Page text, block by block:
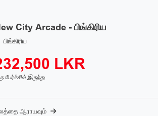
City Arcade - பிங்கிரிய
பிங்கிரிய
LKR
பேர்ச்சில் இருந்து
ஆராயவும்